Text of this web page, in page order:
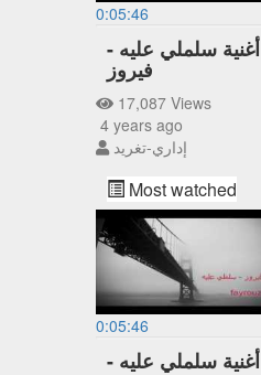
0:05:46
أغنية سلملي عليه -
فيروز
17,087 Views
4 years ago
إداري-تغريد
Most watched
0:05:46
أغنية سلملي عليه -